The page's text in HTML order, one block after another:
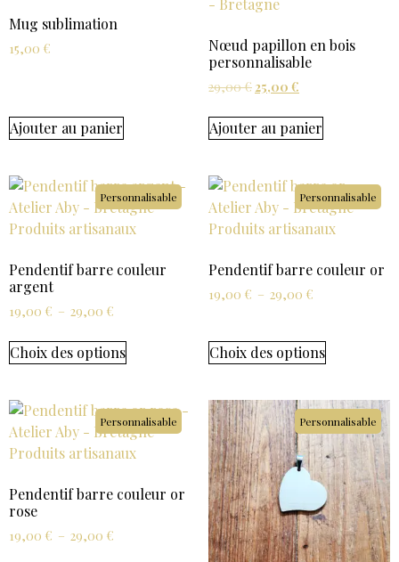
Mug sublimation
15,00 €
Ajouter au panier
Nœud papillon en bois
personnalisable
29,00€ 25,00 €
Ajouter au panier
Personnalisable
Pendentif barre couleur
argent
19,00 € – 29,00 €
Choix des options
Personnalisable
Pendentif barre couleur or
19,00 € – 29,00 €
Choix des options
Personnalisable
Pendentif barre couleur or
rose
19,00 € – 29,00 €
Personnalisable